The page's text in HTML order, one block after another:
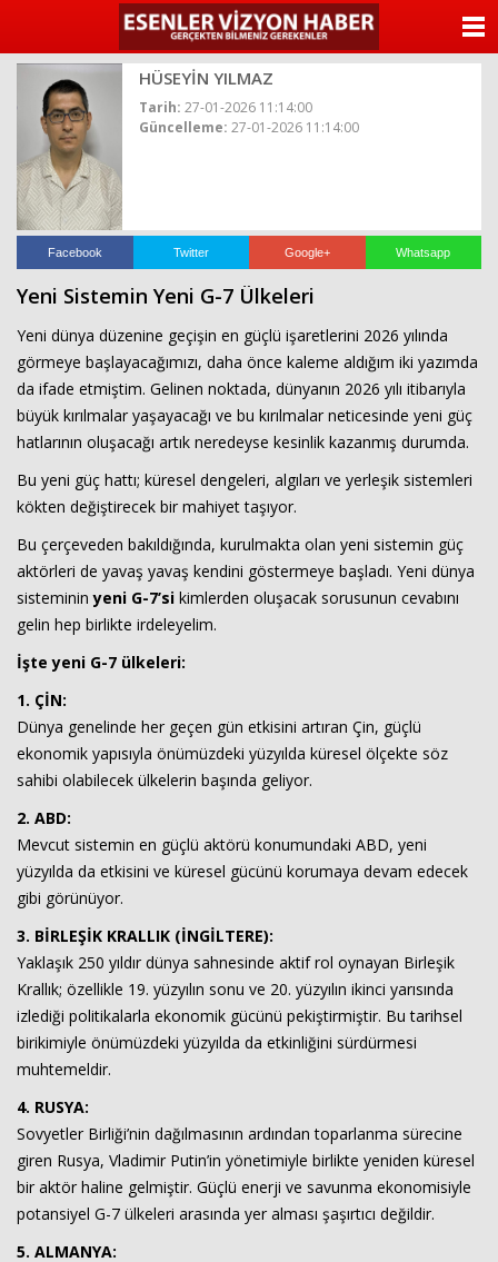
HÜSEYİN YILMAZ
Tarih: 27-01-2026 11:14:00
Güncelleme: 27-01-2026 11:14:00
Facebook Twitter Google+ Whatsapp
Yeni Sistemin Yeni G-7 Ülkeleri
Yeni dünya düzenine geçişin en güçlü işaretlerini 2026 yılında
görmeye başlayacağımızı, daha önce kaleme aldığım iki yazımda
da ifade etmiştim. Gelinen noktada, dünyanın 2026 yılı itibarıyla
büyük kırılmalar yaşayacağı ve bu kırılmalar neticesinde yeni güç
hatlarının oluşacağı artık neredeyse kesinlik kazanmış durumda.
Bu yeni güç hattı; küresel dengeleri, algıları ve yerleşik sistemleri
kökten değiştirecek bir mahiyet taşıyor.
Bu çerçeveden bakıldığında, kurulmakta olan yeni sistemin güç
aktörleri de yavaş yavaş kendini göstermeye başladı. Yeni dünya
sistemininyeni G-7’si kimlerden oluşacak sorusunun cevabını
gelin hep birlikte irdeleyelim.
İşte yeni G-7 ülkeleri:
1. ÇİN:
Dünya genelinde her geçen gün etkisini artıran Çin, güçlü
ekonomik yapısıyla önümüzdeki yüzyılda küresel ölçekte söz
sahibi olabilecek ülkelerin başında geliyor.
2. ABD:
Mevcut sistemin en güçlü aktörü konumundaki ABD, yeni
yüzyılda da etkisini ve küresel gücünü korumaya devam edecek
gibi görünüyor.
3. BİRLEŞİK KRALLIK (İNGİLTERE):
Yaklaşık 250 yıldır dünya sahnesinde aktif rol oynayan Birleşik
Krallık; özellikle 19. yüzyılın sonu ve 20. yüzyılın ikinci yarısında
izlediği politikalarla ekonomik gücünü pekiştirmiştir. Bu tarihsel
birikimiyle önümüzdeki yüzyılda da etkinliğini sürdürmesi
muhtemeldir.
4. RUSYA:
Sovyetler Birliği’nin dağılmasının ardından toparlanma sürecine
giren Rusya, Vladimir Putin’in yönetimiyle birlikte yeniden küresel
bir aktör haline gelmiştir. Güçlü enerji ve savunma ekonomisiyle
potansiyel G-7 ülkeleri arasında yer alması şaşırtıcı değildir.
5. ALMANYA:
ANASAYFA
YAZARLAR